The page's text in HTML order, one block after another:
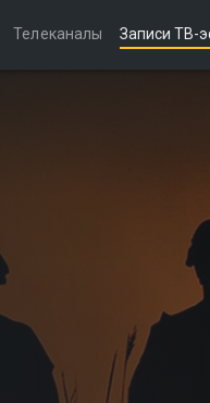
Телеканалы Записи ТВ-